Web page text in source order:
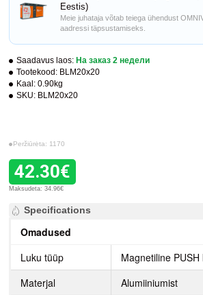
Saadavus laos: На заказ 2 недели
Tootekood: BLM20x20
Kaal: 0.90kg
SKU: BLM20x20
Peržiūrėta: 1170
42.30€
Maksudeta: 34.96€
Eestis)
Meie juhataja võtab teiega ühendust
aadressi täpsustamiseks.
Specifications
Omadused
Luku tüüp
Magnetiline PUSH
Materjal
Alumiiniumist